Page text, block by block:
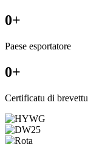
0+
Paese esportatore
0+
Certificatu di brevettu